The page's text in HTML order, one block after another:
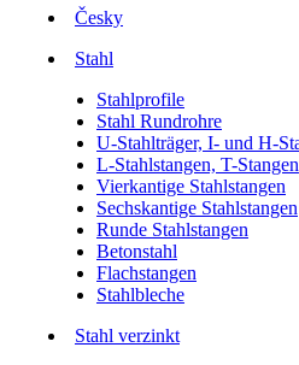
Česky
Stahl
Stahlprofile
Stahl Rundrohre
U-Stahlträger, I- und H-
L-Stahlstangen, T-Stangen
Vierkantige Stahlstangen
Sechskantige Stahlstangen
Runde Stahlstangen
Betonstahl
Flachstangen
Stahlbleche
Stahl verzinkt